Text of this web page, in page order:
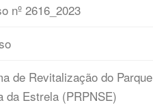
nº 2616_2023
de Revitalização do
da Estrela (PRPNSE)